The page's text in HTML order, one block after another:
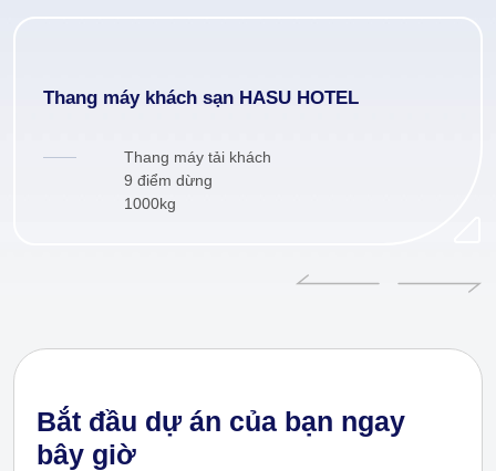
Thang máy khách sạn HASU HOTEL
Thang máy tải khách
9 điểm dừng
1000kg
Bắt đầu dự án của bạn ngay
bây giờ